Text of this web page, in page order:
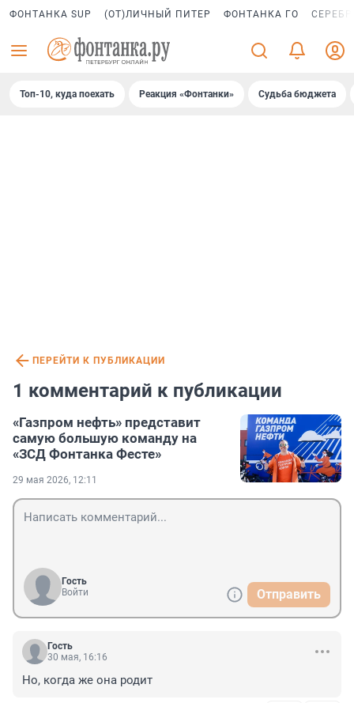
ФОНТАНКА SUP (ОТ)ЛИЧНЫЙ ПИТЕР ФОНТАНКА ГО
Топ-10, куда поехать Реакция «Фонтанки» Судьба бюджета
ПЕРЕЙТИ К ПУБЛИКАЦИИ
1 комментарий к публикации
«Газпром нефть» представит
самую большую команду на
«ЗСД Фонтанка Фесте»
29 мая 2026, 12:11
Гость
Войти
Отправить
Гость
30 мая, 16:16
Но, когда же она родит